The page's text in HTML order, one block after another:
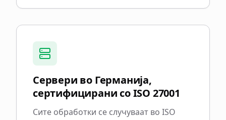
Сервери во Германија,
сертифицирани со ISO 27001
Сите обработки се случуваат во ISO